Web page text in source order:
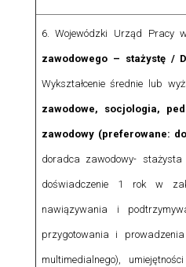
6. Wojewódzki Urząd Pracy
zawodowego – stażystę /
Wykształcenie średnie lub
zawodowe, socjologia,
zawodowy (preferowane:
doradca zawodowy-
doświadczenie 1 rok w
nawiązywania i
przygotowania i
multimedialnego),